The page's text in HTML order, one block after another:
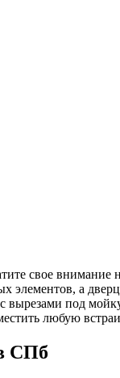
свое внимание
элементов, а
вырезами под
любую
СПб